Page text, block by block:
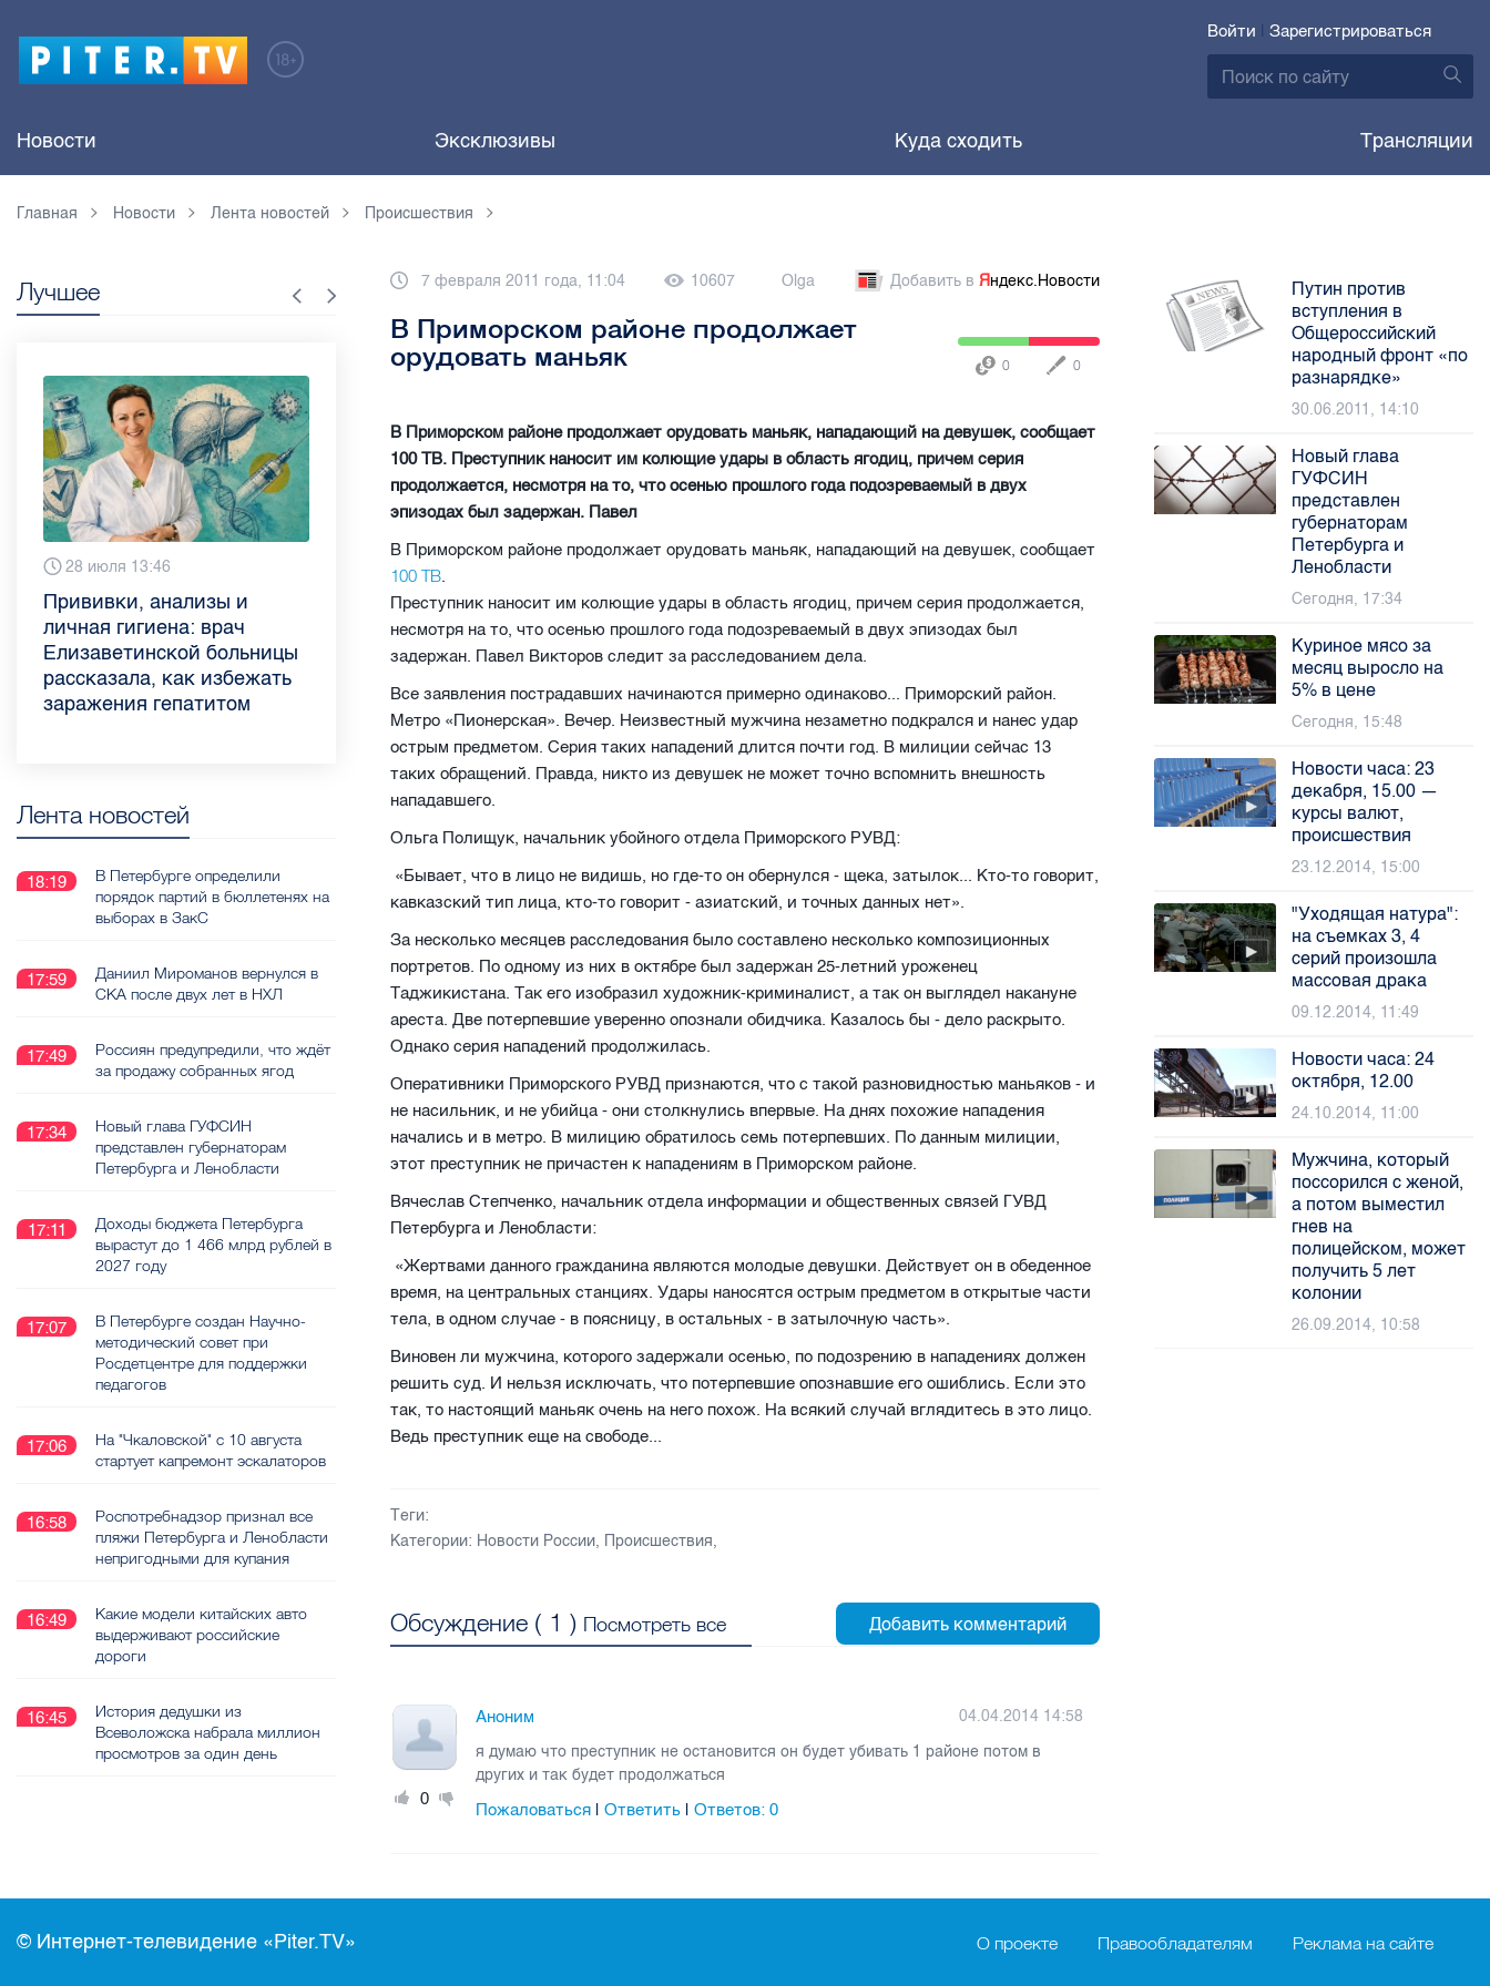
Войти | Зарегистрироваться
Новости Эксклюзивы Куда сходить Трансляции
Главная Новости Лента новостей Происшествия
7 февраля 2011 года, 11:04 10607 Olga Добавить в Яндекс.Новости
В Приморском районе продолжает
орудовать маньяк
0 0
В Приморском районе продолжает орудовать маньяк, нападающий на девушек, сообщает
100 ТВ. Преступник наносит им колющие удары в область ягодиц, причем серия
продолжается, несмотря на то, что осенью прошлого года подозреваемый в двух
эпизодах был задержан. Павел
В Приморском районе продолжает орудовать маньяк, нападающий на девушек, сообщает
100 ТВ.
Преступник наносит им колющие удары в область ягодиц, причем серия продолжается,
несмотря на то, что осенью прошлого года подозреваемый в двух эпизодах был
задержан. Павел Викторов следит за расследованием дела.
Все заявления пострадавших начинаются примерно одинаково... Приморский район.
Метро «Пионерская». Вечер. Неизвестный мужчина незаметно подкрался и нанес удар
острым предметом. Серия таких нападений длится почти год. В милиции сейчас 13
таких обращений. Правда, никто из девушек не может точно вспомнить внешность
нападавшего.
Ольга Полищук, начальник убойного отдела Приморского РУВД:
«Бывает, что в лицо не видишь, но где-то он обернулся - щека, затылок... Кто-то говорит,
кавказский тип лица, кто-то говорит - азиатский, и точных данных нет».
За несколько месяцев расследования было составлено несколько композиционных
портретов. По одному из них в октябре был задержан 25-летний уроженец
Таджикистана. Так его изобразил художник-криминалист, а так он выглядел накануне
ареста. Две потерпевшие уверенно опознали обидчика. Казалось бы - дело раскрыто.
Однако серия нападений продолжилась.
Оперативники Приморского РУВД признаются, что с такой разновидностью маньяков - и
не насильник, и не убийца - они столкнулись впервые. На днях похожие нападения
начались и в метро. В милицию обратилось семь потерпевших. По данным милиции,
этот преступник не причастен к нападениям в Приморском районе.
Вячеслав Степченко, начальник отдела информации и общественных связей ГУВД
Петербурга и Ленобласти:
«Жертвами данного гражданина являются молодые девушки. Действует он в обеденное
время, на центральных станциях. Удары наносятся острым предметом в открытые части
тела, в одном случае - в поясницу, в остальных - в затылочную часть».
Виновен ли мужчина, которого задержали осенью, по подозрению в нападениях должен
решить суд. И нельзя исключать, что потерпевшие опознавшие его ошиблись. Если это
так, то настоящий маньяк очень на него похож. На всякий случай вглядитесь в это лицо.
Ведь преступник еще на свободе...
Теги:
Категории: Новости России, Происшествия,
Обсуждение ( 1 ) Посмотреть все
0
Аноним
04.04.2014 14:58
я думаю что преступник не остановится он будет убивать 1 районе потом в
других и так будет продолжаться
Пожаловаться |Ответить |Ответов:0
Лучшее
Вчера 9:02
Piter.TV находится в
ТОП-10 рейтинга самых
цитируемых СМИ
Петербурга и Ленобласти
во II квартале 2026 года
28 июля 13:46
Прививки, анализы и
личная гигиена: врач
Елизаветинской больницы
рассказала, как избежать
заражения гепатитом
13 июля 9:05
Как обезопасить ребенка
летом: советы педиатра
для родителей
3 июля 11:56
Проходные баллы в вузах
СПб — 2026: где самый
высокий и самый низкий
конкурс
23 июня 9:10
Врач назвала неожиданные
причины воспаления
ахиллова сухожилия летом
16 июня 11:37
Декрет без потери дохода:
эксперт рассказала о
возможностях для
работающих родителей
11 июня 12:37
Что такое рассеянный
склероз: невролог
Елизаветинской больницы
ответила на главные
вопросы о заболевании
3 июня 10:02
Бамбл с вишней и лимонад
с имбирем: какие напитки
можно приготовить дома в
жару
Лента новостей
18:19
В Петербурге определили
порядок партий в бюллетенях на
выборах в ЗакС
17:59
Даниил Мироманов вернулся в
СКА после двух лет в НХЛ
17:49
Россиян предупредили, что ждёт
за продажу собранных ягод
17:34
Новый глава ГУФСИН
представлен губернаторам
Петербурга и Ленобласти
17:11
Доходы бюджета Петербурга
вырастут до 1 466 млрд рублей в
2027 году
17:07
В Петербурге создан Научно-
методический совет при
Росдетцентре для поддержки
педагогов
17:06
На "Чкаловской" с 10 августа
стартует капремонт эскалаторов
16:58
Роспотребнадзор признал все
пляжи Петербурга и Ленобласти
непригодными для купания
16:49
Какие модели китайских авто
выдерживают российские
дороги
16:45
История дедушки из
Всеволожска набрала миллион
просмотров за один день
Путин против
вступления в
Общероссийский
народный фронт «по
разнарядке»
30.06.2011, 14:10
Новый глава
ГУФСИН
представлен
губернаторам
Петербурга и
Ленобласти
Сегодня, 17:34
Куриное мясо за
месяц выросло на
5% в цене
Сегодня, 15:48
Новости часа: 23
декабря, 15.00 —
курсы валют,
происшествия
23.12.2014, 15:00
"Уходящая натура":
на съемках 3, 4
серий произошла
массовая драка
09.12.2014, 11:49
Новости часа: 24
октября, 12.00
24.10.2014, 11:00
Мужчина, который
поссорился с женой,
а потом выместил
гнев на
полицейском, может
получить 5 лет
колонии
26.09.2014, 10:58
© Интернет-телевидение «Piter.TV» О проекте Правообладателям Реклама на сайте